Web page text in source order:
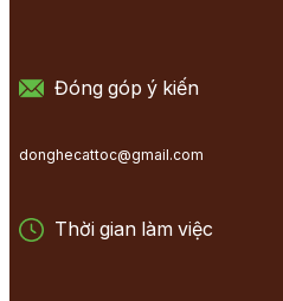
Đóng góp ý kiến
donghecattoc@gmail.com
Thời gian làm việc